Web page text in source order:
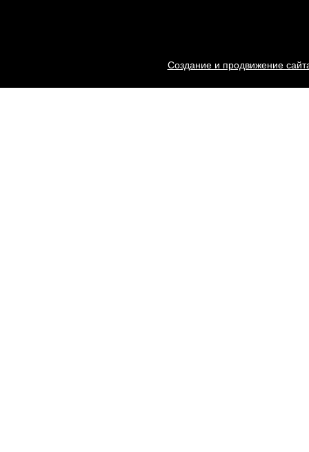
Создание и продвижение